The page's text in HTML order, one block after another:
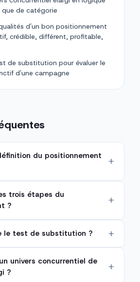
de catégorie
d'un bon positionnement
crédible, différent, profitable,
de substitution pour évaluer le
d'une campagne
du positionnement
trois étapes du
?
le test de substitution ?
univers concurrentiel de
?